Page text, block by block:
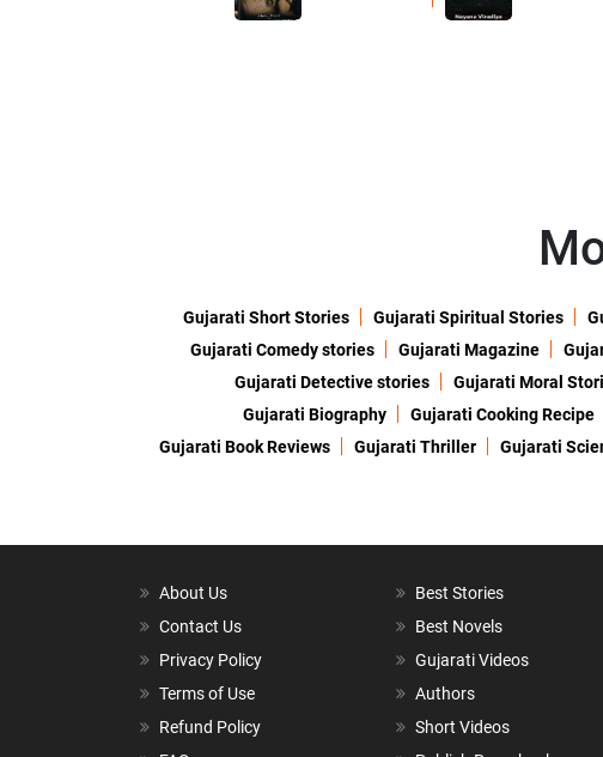
Gujarati Short Stories Gujarati Spiritual Stories
Gujarati Comedy stories
Gujarati Magazine
Gujarati Detective stories
Gujarati Moral
Gujarati Biography
Gujarati Cooking Recipe
Gujarati Book Reviews
Gujarati Thriller Gujarati
About Us
Contact Us
Privacy Policy
Terms of Use
Refund Policy
Best Stories
Best Novels
Gujarati Videos
Authors
Short Videos